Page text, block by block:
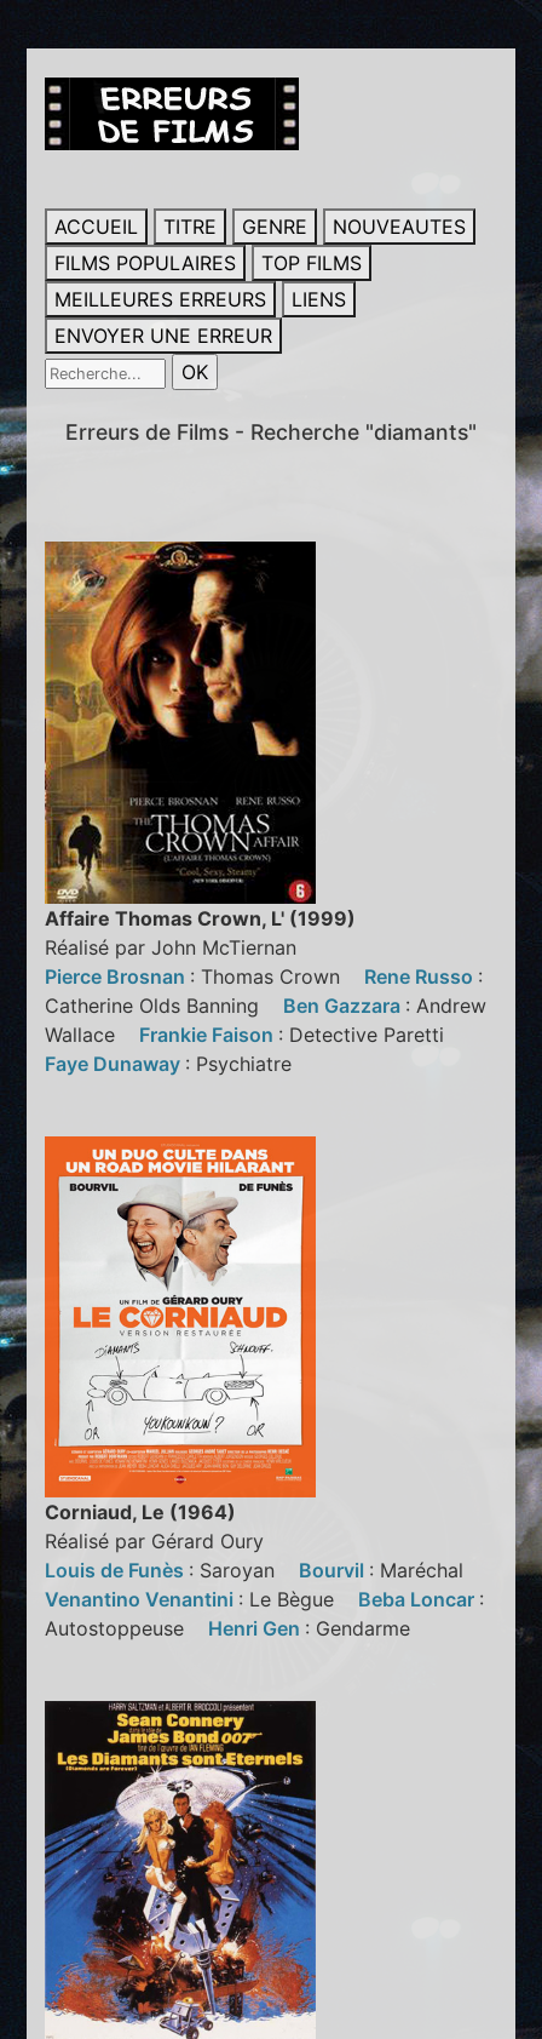
ACCUEIL TITRE GENRE
NOUVEAUTES
FILMS POPULAIRES
TOP FILMS
MEILLEURES ERREURS
LIENS
ENVOYER UNE ERREUR
Erreurs de Films - Recherche "diamants"
Affaire Thomas Crown, L' (1999)
Réalisé par John McTiernan
Pierce Brosnan : Thomas Crown Rene Russo :
Catherine Olds Banning Ben Gazzara : Andrew
Wallace Frankie Faison : Detective Paretti
Faye Dunaway : Psychiatre
Corniaud, Le (1964)
Réalisé par Gérard Oury
Louis de Funès : Saroyan Bourvil : Maréchal
Venantino Venantini : Le Bègue Beba Loncar :
Autostoppeuse Henri Gen : Gendarme